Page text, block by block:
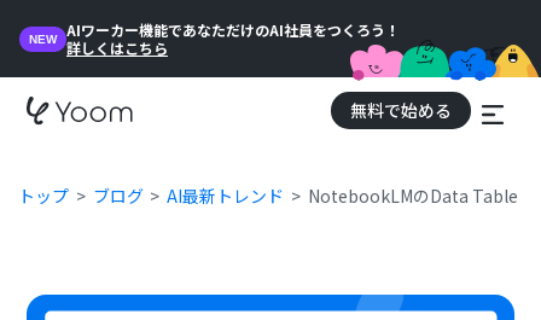
NEW
AIワーカー機能であなただけのAI社員をつくろう！
詳しくはこちら
無料で始める
トップ ブログ AI最新トレンド NotebookLMのData Table（